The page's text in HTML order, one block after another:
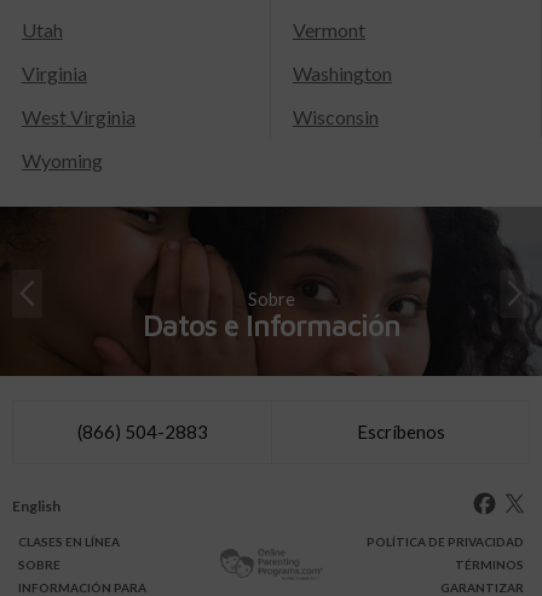
Utah
Vermont
Virginia
Washington
West Virginia
Wisconsin
Wyoming
Sobre
Datos e Información
(866) 504-2883 Escríbenos
English
CLASES EN LÍNEA
SOBRE
INFORMACIÓN PARA
POLÍTICA DE PRIVACIDAD
TÉRMINOS
GARANTIZAR